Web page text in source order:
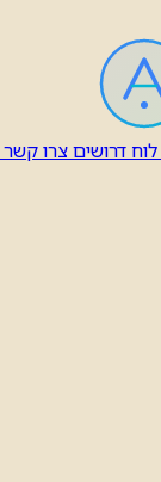
לוח דרושיםצרו קשר